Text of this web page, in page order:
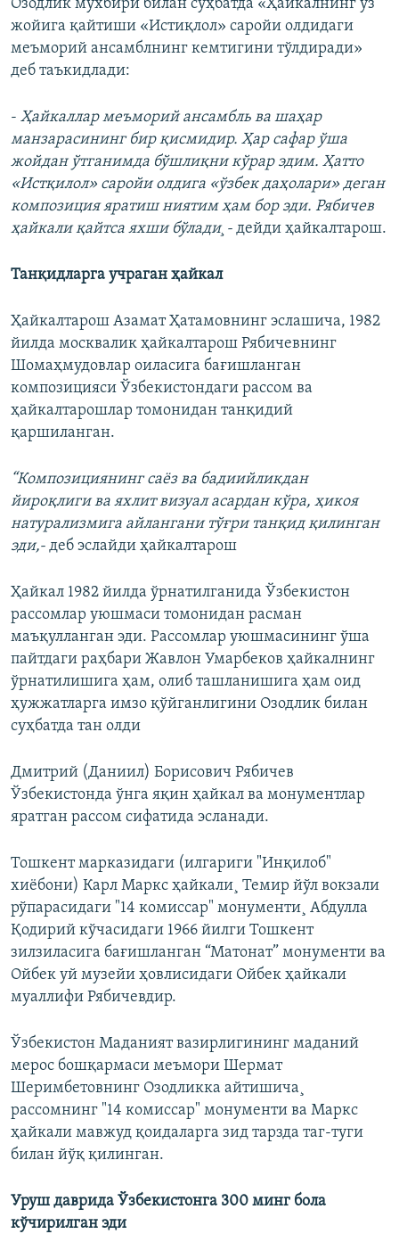
Озодлик мухбири билан суҳбатда «Ҳайкалнинг ўз
жойига қайтиши «Истиқлол» саройи олдидаги
меъморий ансамблнинг кемтигини тўлдиради»
деб таъкидлади:
- Ҳайкаллар меъморий ансамбль ва шаҳар
манзарасининг бир қисмидир. Ҳар сафар ўша
жойдан ўтганимда бўшлиқни кўрар эдим. Ҳатто
«Истқилол» саройи олдига «ўзбек даҳолари» деган
композиция яратиш ниятим ҳам бор эди. Рябичев
ҳайкали қайтса яхши бўлади¸- дейди ҳайкалтарош.
Танқидларга учраган ҳайкал
Ҳайкалтарош Азамат Ҳатамовнинг эслашича, 1982
йилда москвалик ҳайкалтарош Рябичевнинг
Шомаҳмудовлар оиласига бағишланган
композицияси Ўзбекистондаги рассом ва
ҳайкалтарошлар томонидан танқидий
қаршиланган.
“Композициянинг саëз ва бадиийликдан
йироқлиги ва яхлит визуал асардан кўра, ҳикоя
натурализмига айлангани тўғри танқид қилинган
эди,- деб эслайди ҳайкалтарош
Ҳайкал 1982 йилда ўрнатилганида Ўзбекистон
рассомлар уюшмаси томонидан расман
маъқулланган эди. Рассомлар уюшмасининг ўша
пайтдаги раҳбари Жавлон Умарбеков ҳайкалнинг
ўрнатилишига ҳам, олиб ташланишига ҳам оид
ҳужжатларга имзо қўйганлигини Озодлик билан
суҳбатда тан олди
Дмитрий (Даниил) Борисович Рябичев
Ўзбекистонда ўнга яқин ҳайкал ва монументлар
яратган рассом сифатида эсланади.
Тошкент марказидаги (илгариги "Инқилоб"
хиëбони) Карл Маркс ҳайкали¸ Темир йўл вокзали
рўпарасидаги "14 комиссар" монументи¸ Абдулла
Қодирий кўчасидаги 1966 йилги Тошкент
зилзиласига бағишланган “Матонат” монументи ва
Ойбек уй музейи ҳовлисидаги Ойбек ҳайкали
муаллифи Рябичевдир.
Ўзбекистон Маданият вазирлигининг маданий
мерос бошқармаси меъмори Шермат
Шеримбетовнинг Озодликка айтишича¸
рассомнинг "14 комиссар" монументи ва Маркс
ҳайкали мавжуд қоидаларга зид тарзда таг-туги
билан йўқ қилинган.
Уруш даврида Ўзбекистонга 300 минг бола
кўчирилган эди